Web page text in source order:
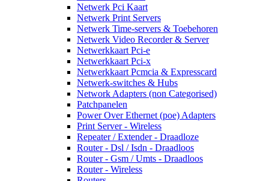
Netwerk Pci Kaart
Netwerk Print Servers
Netwerk Time-servers & Toebehoren
Netwerk Video Recorder & Server
Netwerkkaart Pci-e
Netwerkkaart Pci-x
Netwerkkaart Pcmcia & Expresscard
Netwerk-switches & Hubs
Network Adapters (non Categorised)
Patchpanelen
Power Over Ethernet (poe) Adapters
Print Server - Wireless
Repeater / Extender - Draadloze
Router - Dsl / Isdn - Draadloos
Router - Gsm / Umts - Draadloos
Router - Wireless